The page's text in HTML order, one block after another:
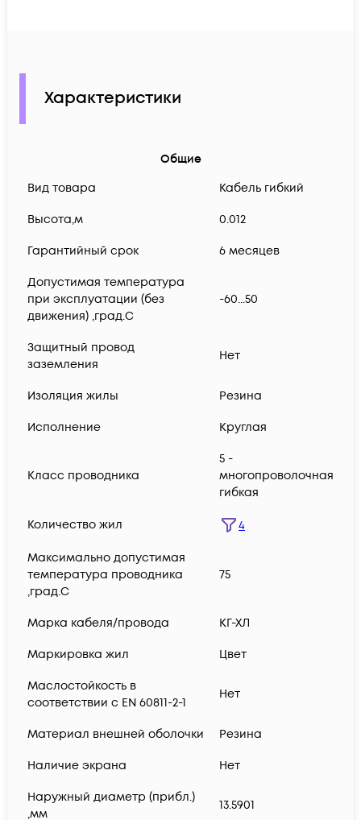
Характеристики
Общие
Вид товара
Кабель гибкий
Высота,м 0.012
Гарантийный срок 6 месяцев
Допустимая температура
при эксплуатации (без
движения) ,град.C
-60...50
Защитный провод
заземления
Нет
Изоляция жилы Резина
Исполнение Круглая
Класс проводника
5 -
многопроволочная
гибкая
Количество жил 4
Максимально допустимая
температура проводника
,град.C
75
Марка кабеля/провода КГ-ХЛ
Маркировка жил Цвет
Маслостойкость в
соответствии с EN 60811-2-1
Нет
Материал внешней оболочки Резина
Наличие экрана Нет
Наружный диаметр (прибл.)
,мм
13.5901